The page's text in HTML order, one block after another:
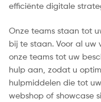
efficiënte digitale
Onze teams staan tot
bij te staan. Voor al
onze teams tot uw
hulp aan, zodat u
hulpmiddelen die tot
webshop of showcase